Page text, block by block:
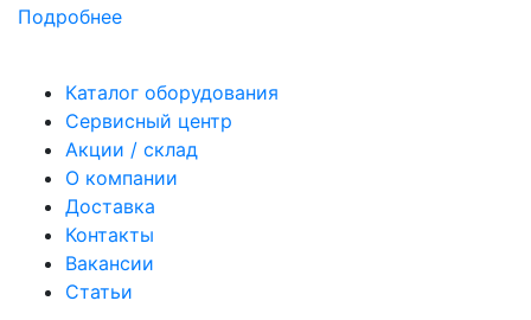
Подробнее
Каталог оборудования
Сервисный центр
Акции / склад
О компании
Доставка
Контакты
Вакансии
Статьи